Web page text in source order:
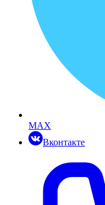
MAX
Вконтакте